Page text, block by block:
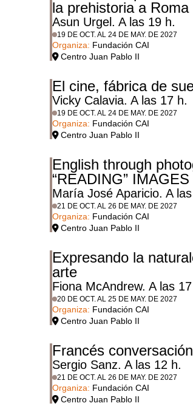
la prehistoria a Roma
Asun Urgel. A las 19 h.
19 DE OCT. AL 24 DE MAY. DE 2027
Organiza: Fundación CAI
Centro Juan Pablo II
El cine, fábrica de
Vicky Calavia. A las 17 h.
19 DE OCT. AL 24 DE MAY. DE 2027
Organiza: Fundación CAI
Centro Juan Pablo II
English through
“READING” IMAGES
María José Aparicio. A
21 DE OCT. AL 26 DE MAY. DE 2027
Organiza: Fundación CAI
Centro Juan Pablo II
Expresando la
arte
Fiona McAndrew. A las
20 DE OCT. AL 25 DE MAY. DE 2027
Organiza: Fundación CAI
Centro Juan Pablo II
Francés conversación
Sergio Sanz. A las 12 h.
21 DE OCT. AL 26 DE MAY. DE 2027
Organiza: Fundación CAI
Centro Juan Pablo II